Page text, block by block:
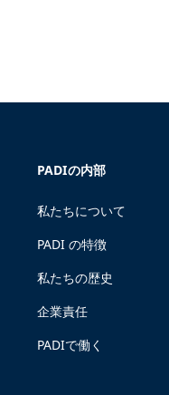
PADIの内部
私たちについて
PADI の特徴
私たちの歴史
企業責任
PADIで働く